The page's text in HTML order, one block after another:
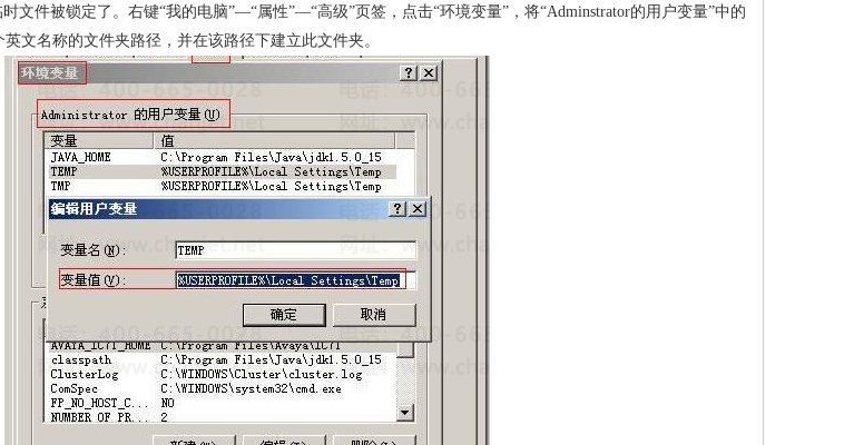
文件被锁定了。右键“我的电脑”—“属性”—“高级”页签，点击“环境变量”，将“Adminstrator的用户变量”中的
文名称的文件夹路径，并在该路径下建立此文件夹。